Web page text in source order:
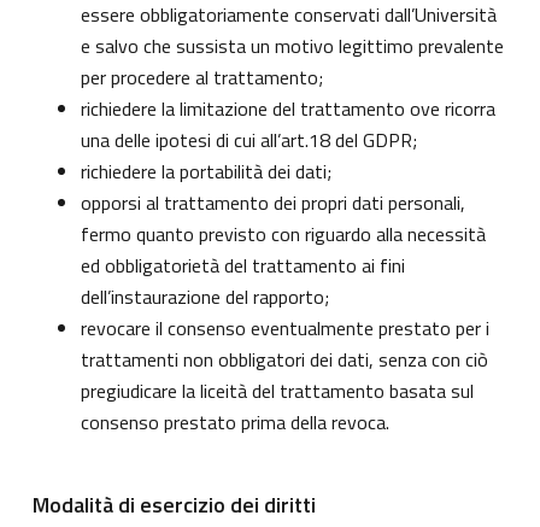
essere obbligatoriamente conservati dall’Università
e salvo che sussista un motivo legittimo prevalente
per procedere al trattamento;
richiedere la limitazione del trattamento ove ricorra
una delle ipotesi di cui all’art.18 del GDPR;
richiedere la portabilità dei dati;
opporsi al trattamento dei propri dati personali,
fermo quanto previsto con riguardo alla necessità
ed obbligatorietà del trattamento ai fini
dell’instaurazione del rapporto;
revocare il consenso eventualmente prestato per i
trattamenti non obbligatori dei dati, senza con ciò
pregiudicare la liceità del trattamento basata sul
consenso prestato prima della revoca.
Modalità di esercizio dei diritti